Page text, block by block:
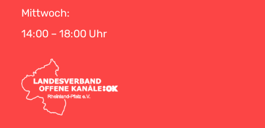
Mittwoch:
14:00 – 18:00 Uhr